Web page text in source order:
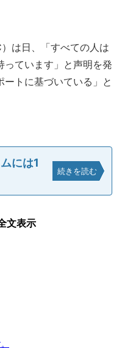
は日、「すべての人は
っています」と声明を発
トに基づいている」と
には1
続きを読む
文表示